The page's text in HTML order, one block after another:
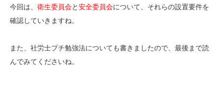
今回は、 衛生委員会と安全委員会について、それらの設置要件を
確認していきますね。
また、社労士プチ勉強法についても書きましたので、最後まで読
んでみてくださいね。